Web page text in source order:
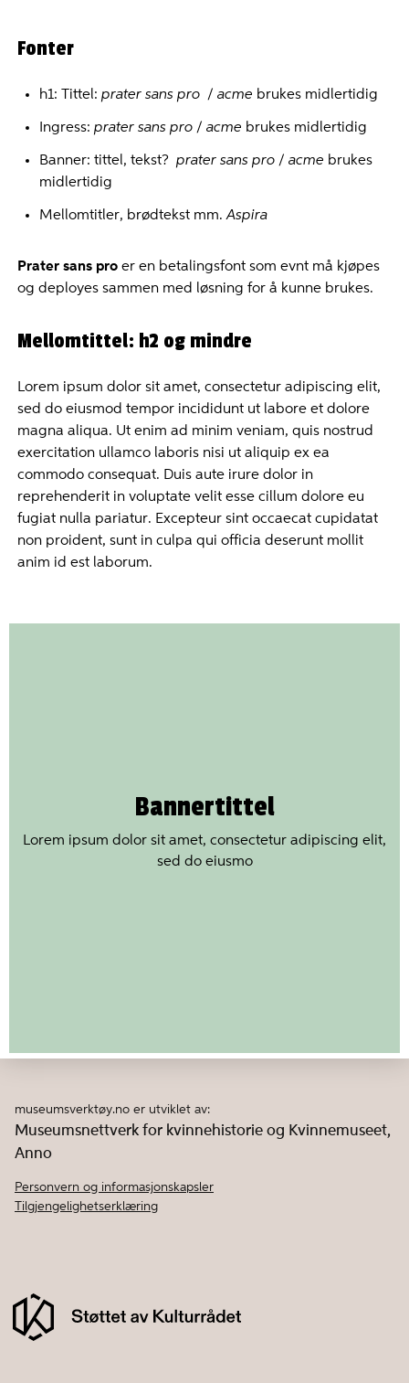
Fonter
h1: Tittel: prater sans pro/ acme brukes midlertidig
Ingress: prater sans pro/ acme brukes midlertidig
Banner: tittel, tekst? prater sans pro/ acme brukes
midlertidig
Mellomtitler, brødtekst mm.Aspira
Prater sans pro er en betalingsfont som evnt må kjøpes
og deployes sammen med løsning for å kunne brukes.
Mellomtittel: h2 og mindre
Lorem ipsum dolor sit amet, consectetur adipiscing elit,
sed do eiusmod tempor incididunt ut labore et dolore
magna aliqua. Ut enim ad minim veniam, quis nostrud
exercitation ullamco laboris nisi ut aliquip ex ea
commodo consequat. Duis aute irure dolor in
reprehenderit in voluptate velit esse cillum dolore eu
fugiat nulla pariatur. Excepteur sint occaecat cupidatat
non proident, sunt in culpa qui officia deserunt mollit
anim id est laborum.
Bannertittel
Lorem ipsum dolor sit amet, consectetur adipiscing elit,
sed do eiusmo
museumsverktøy.no er utviklet av:
Museumsnettverk for kvinnehistorie og Kvinnemuseet,
Anno
Personvern og informasjonskapsler
Tilgjengelighetserklæring